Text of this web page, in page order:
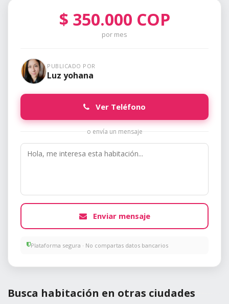
$ 350.000 COP
por mes
PUBLICADO POR
Luz yohana
Ver Teléfono
o envía un mensaje
Enviar mensaje
Plataforma segura · No compartas datos bancarios
Busca habitación en otras ciudades